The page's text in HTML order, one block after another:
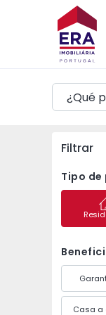
Mapa
Filtrar
Tipo
Casa a